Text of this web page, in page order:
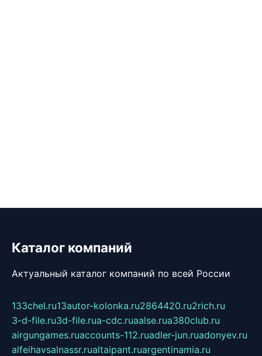
Каталог компаний
Актуальный каталог компаний по всей России
133chel.ru13autor-kolonka.ru2864420.ru2rich.ru
3-d-file.ru3d-file.rua-cdc.ruaalse.rua380club.ru
airgungames.ruaccounts-112.ruadler-jun.ruadonyev.ru
alfeihavsalnassr.rualtaipant.ruargentinamia.ru